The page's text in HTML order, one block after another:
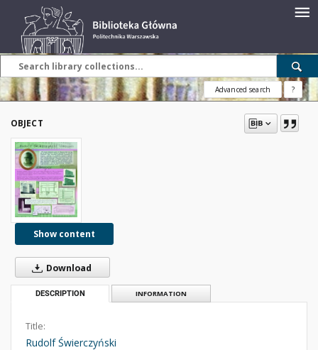
Advanced search ?
OBJECT
Show content
Download
DESCRIPTION INFORMATION
Title:
Rudolf Świerczyński